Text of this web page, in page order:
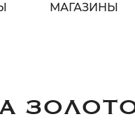
МАГАЗИНЫ